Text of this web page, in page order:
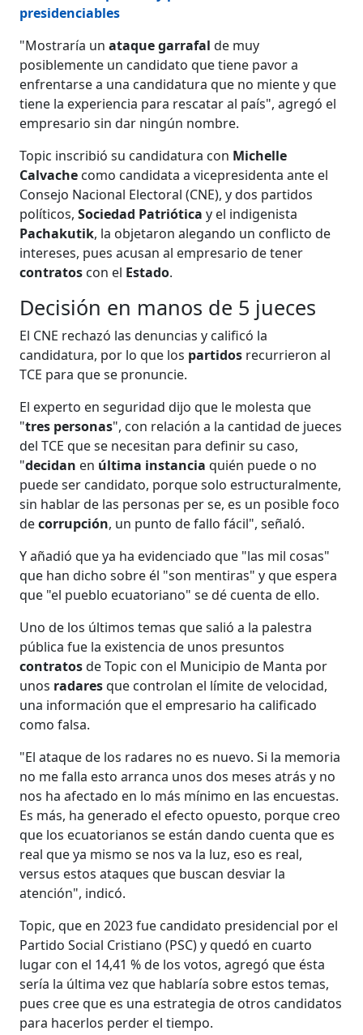
presidenciables
"Mostraría unataque garrafalde muy
posiblemente un candidato que tiene pavor a
enfrentarse a una candidatura que no miente y que
tiene la experiencia para rescatar al país", agregó el
empresario sin dar ningún nombre.
Topic inscribió su candidatura con Michelle
Calvache como candidata a vicepresidenta ante el
Consejo Nacional Electoral (CNE), y dos partidos
políticos,Sociedad Patriótica y el indigenista
Pachakutik, la objetaron alegando un conflicto de
intereses, pues acusan al empresario de tener
contratos con el Estado.
Decisión en manos de 5 jueces
El CNE rechazó las denuncias y calificó la
candidatura, por lo que los partidos recurrieron al
TCE para que se pronuncie.
El experto en seguridad dijo que le molesta que
"tres personas", con relación a la cantidad de jueces
del TCE que se necesitan para definir su caso,
"decidan en última instanciaquién puede o no
puede ser candidato, porque solo estructuralmente,
sin hablar de las personas per se, es un posible foco
decorrupción, un punto de fallo fácil", señaló.
Y añadió que ya ha evidenciado que "las mil cosas"
que han dicho sobre él "son mentiras" y que espera
que "el pueblo ecuatoriano" se dé cuenta de ello.
Uno de los últimos temas que salió a la palestra
pública fue la existencia de unos presuntos
contratosde Topic con el Municipio de Manta por
unos radaresque controlan el límite de velocidad,
una información que el empresario ha calificado
como falsa.
"El ataque de los radares no es nuevo. Si la memoria
no me falla esto arranca unos dos meses atrás y no
nos ha afectado en lo más mínimo en las encuestas.
Es más, ha generado el efecto opuesto, porque creo
que los ecuatorianos se están dando cuenta que es
real que ya mismo se nos va la luz, eso es real,
versus estos ataques que buscan desviar la
atención", indicó.
Topic, que en 2023 fue candidato presidencial por el
Partido Social Cristiano (PSC) y quedó en cuarto
lugar con el 14,41 % de los votos, agregó que ésta
sería la última vez que hablaría sobre estos temas,
pues cree que es una estrategia de otros candidatos
para hacerlos perder el tiempo.